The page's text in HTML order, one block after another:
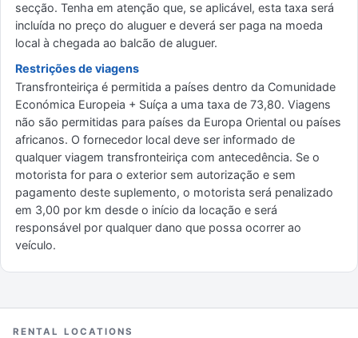
secção. Tenha em atenção que, se aplicável, esta taxa será
incluída no preço do aluguer e deverá ser paga na moeda
local à chegada ao balcão de aluguer.
Restrições de viagens
Transfronteiriça é permitida a países dentro da Comunidade
Económica Europeia + Suíça a uma taxa de 73,80. Viagens
não são permitidas para países da Europa Oriental ou países
africanos. O fornecedor local deve ser informado de
qualquer viagem transfronteiriça com antecedência. Se o
motorista for para o exterior sem autorização e sem
pagamento deste suplemento, o motorista será penalizado
em 3,00 por km desde o início da locação e será
responsável por qualquer dano que possa ocorrer ao
veículo.
RENTAL LOCATIONS